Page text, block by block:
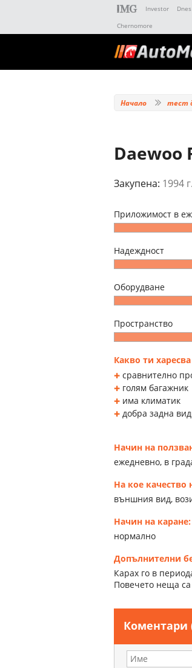
Investor Dnes
Chernomore
Начало тест
Daewoo
Закупена: 1994 г.
Приложимост в
Надеждност
Оборудване
Пространство
Какво ти харесва
сравнително
голям багажник
има климатик
добра задна
Начин на
ежедневно, в
На кое
външния вид,
Начин на каране:
нормално
Допълнителни
Карах го в
Повечето неща
Коментари